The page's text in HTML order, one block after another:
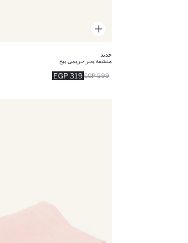
جديد
منشفة بحر حريمي بيج
319 EGP 599 EGP